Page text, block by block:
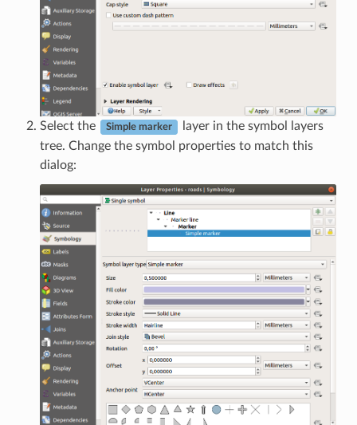
Select the Simple marker
layer in the symbol layers
tree. Change the symbol properties to match this
dialog: